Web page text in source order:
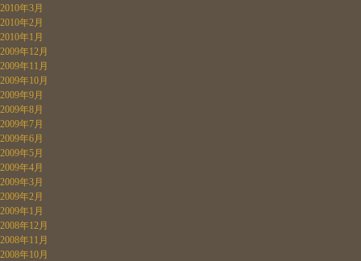
2010年3月
2010年2月
2010年1月
2009年12月
2009年11月
2009年10月
2009年9月
2009年8月
2009年7月
2009年6月
2009年5月
2009年4月
2009年3月
2009年2月
2009年1月
2008年12月
2008年11月
2008年10月